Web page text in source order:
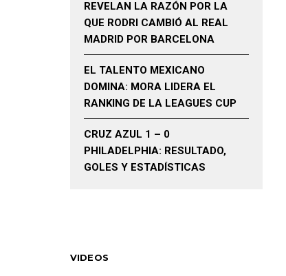
REVELAN LA RAZÓN POR LA
QUE RODRI CAMBIÓ AL REAL
MADRID POR BARCELONA
EL TALENTO MEXICANO
DOMINA: MORA LIDERA EL
RANKING DE LA LEAGUES CUP
CRUZ AZUL 1 – 0
PHILADELPHIA: RESULTADO,
GOLES Y ESTADÍSTICAS
VIDEOS